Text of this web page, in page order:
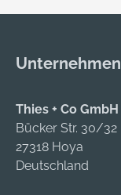
Power Original
Zwischensohle:
Comfortsohle Sohle:
Rutsch- und
abriebfestes PU
Material: Leder OLD
Unternehmen
Thies + Co GmbH
Bücker Str. 30/32
27318 Hoya
Deutschland